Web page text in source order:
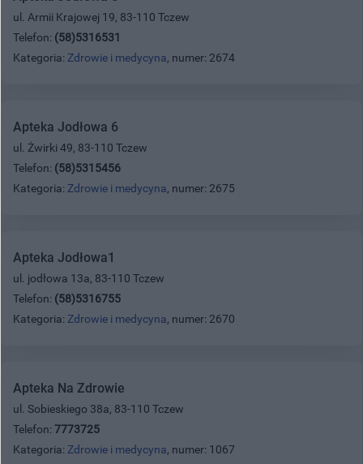
ul. Armii Krajowej 19, 83-110 Tczew
Telefon: (58)5316531
Kategoria: Zdrowie i medycyna, numer: 2674
Apteka Jodłowa 6
ul. Żwirki 49, 83-110 Tczew
Telefon: (58)5315456
Kategoria: Zdrowie i medycyna, numer: 2675
Apteka Jodłowa1
ul. jodłowa 13a, 83-110 Tczew
Telefon: (58)5316755
Kategoria: Zdrowie i medycyna, numer: 2670
Apteka Na Zdrowie
ul. Sobieskiego 38a, 83-110 Tczew
Telefon: 7773725
Kategoria: Zdrowie i medycyna, numer: 1067